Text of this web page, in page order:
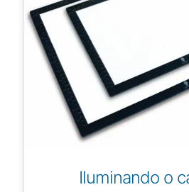
Iluminando o